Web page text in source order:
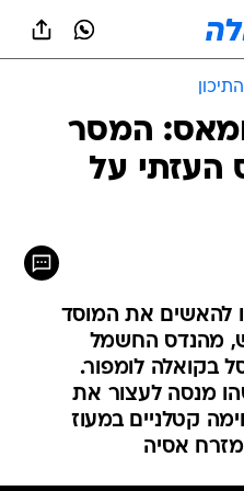
המסר
העזתי על
להאשים את המוסד
מהנדס החשמל
בקואלה לומפור.
מנסה לעצור את
קטלניים במעוז
אסיה